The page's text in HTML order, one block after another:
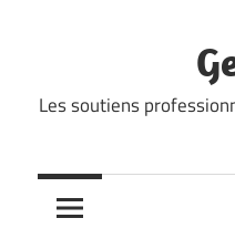
Les soutiens